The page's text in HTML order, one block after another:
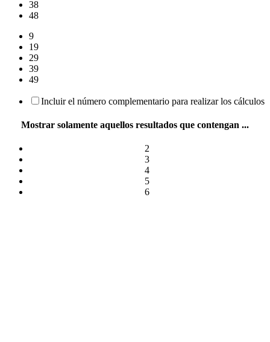
38
48
9
19
29
39
49
Incluir el número complementario para realizar los cálculos
Mostrar solamente aquellos resultados que contengan ...
2
3
4
5
6